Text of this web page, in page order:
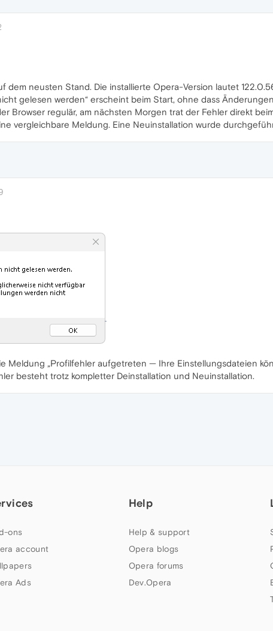
dem neusten Stand. Die installierte Opera-Version lautet
gelesen werden“ erscheint beim Start, ohne dass
Browser regulär, am nächsten Morgen trat der Fehler direkt
vergleichbare Meldung. Eine Neuinstallation wurde
Meldung „Profilfehler aufgetreten — Ihre Einstellungsdateien
besteht trotz kompletter Deinstallation und Neuinstallation.
ons
account
Ads
Help
Help & support
Opera blogs
Opera forums
Dev.Opera